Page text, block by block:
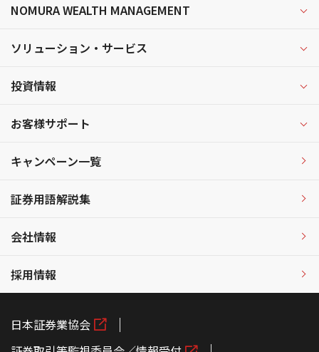
NOMURA WEALTH MANAGEMENT
ソリューション・サービス
投資情報
お客様サポート
キャンペーン一覧
証券用語解説集
会社情報
採用情報
日本証券業協会